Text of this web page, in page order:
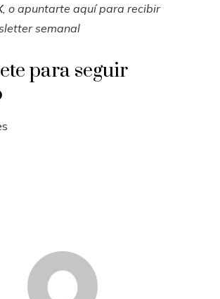
, o apuntarte aquí para recibir
semanal
para seguir